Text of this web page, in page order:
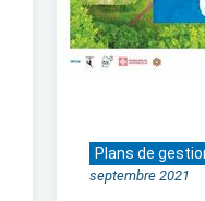
Plans de
septembre 2021